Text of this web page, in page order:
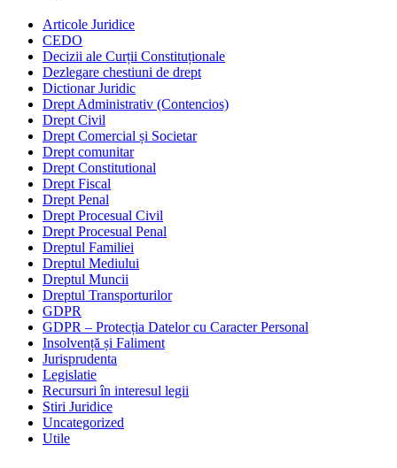
Articole Juridice
CEDO
Decizii ale Curții Constituționale
Dezlegare chestiuni de drept
Dictionar Juridic
Drept Administrativ (Contencios)
Drept Civil
Drept Comercial și Societar
Drept comunitar
Drept Constitutional
Drept Fiscal
Drept Penal
Drept Procesual Civil
Drept Procesual Penal
Dreptul Familiei
Dreptul Mediului
Dreptul Muncii
Dreptul Transporturilor
GDPR
GDPR – Protecția Datelor cu Caracter Personal
Insolvență și Faliment
Jurisprudenta
Legislatie
Recursuri în interesul legii
Stiri Juridice
Uncategorized
Utile